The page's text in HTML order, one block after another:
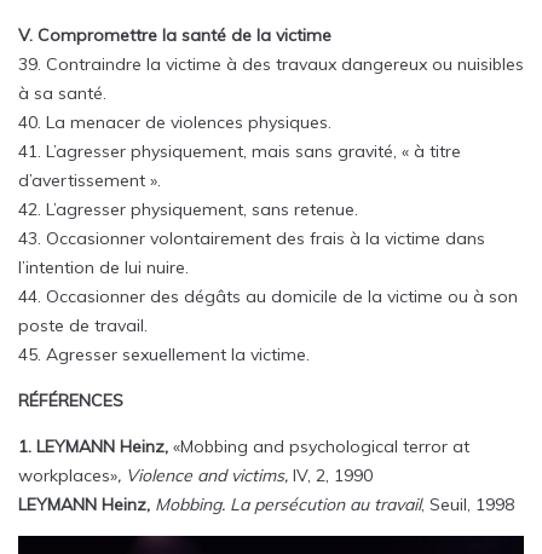
V. Compromettre la santé de la victime
39. Contraindre la victime à des travaux dangereux ou nuisibles
à sa santé.
40. La menacer de violences physiques.
41. L’agresser physiquement, mais sans gravité, « à titre
d’avertissement ».
42. L’agresser physiquement, sans retenue.
43. Occasionner volontairement des frais à la victime dans
l’intention de lui nuire.
44. Occasionner des dégâts au domicile de la victime ou à son
poste de travail.
45. Agresser sexuellement la victime.
RÉFÉRENCES
1. LEYMANN Heinz, «Mobbing and psychological terror at
workplaces», Violence and victims, IV, 2, 1990
LEYMANN Heinz, Mobbing. La persécution au travail, Seuil, 1998